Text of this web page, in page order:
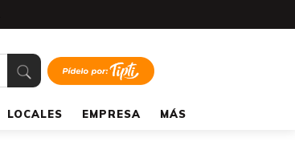
LOCALES EMPRESA MÁS